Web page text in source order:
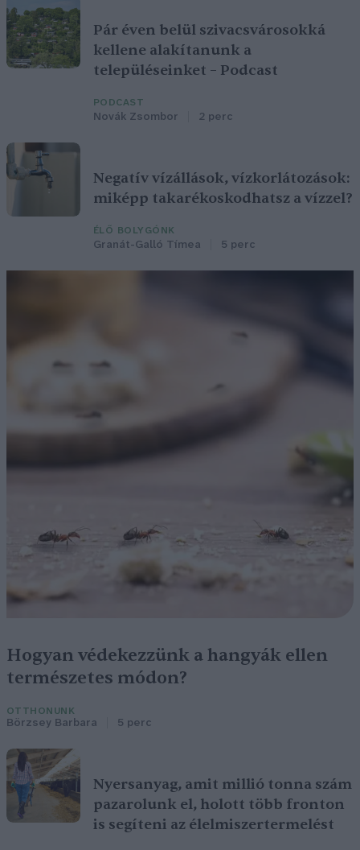
Pár éven belül szivacsvárosokká
kellene alakítanunk a
településeinket – Podcast
PODCAST
Novák Zsombor 2 perc
Negatív vízállások, vízkorlátozások:
miképp takarékoskodhatsz a vízzel?
ÉLŐ BOLYGÓNK
Granát-Galló Tímea 5 perc
Hogyan védekezzünk a hangyák ellen
természetes módon?
OTTHONUNK
Börzsey Barbara 5 perc
Nyersanyag, amit millió tonna szám
pazarolunk el, holott több fronton
is segíteni az élelmiszertermelést